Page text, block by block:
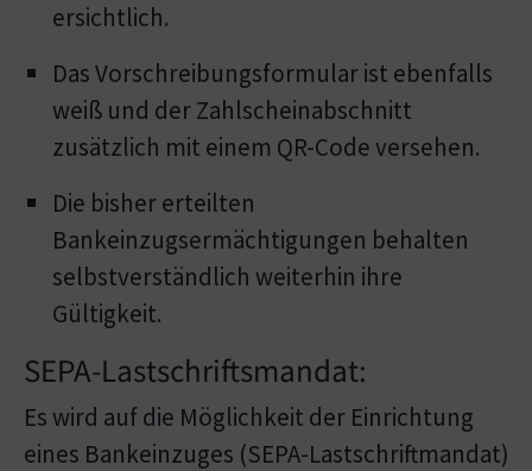
ersichtlich.
Das Vorschreibungsformular ist ebenfalls
weiß und der Zahlscheinabschnitt
zusätzlich mit einem QR-Code versehen.
Die bisher erteilten
Bankeinzugsermächtigungen behalten
selbstverständlich weiterhin ihre
Gültigkeit.
SEPA-Lastschriftsmandat:
Es wird auf die Möglichkeit der Einrichtung
eines Bankeinzuges (SEPA-Lastschriftmandat)